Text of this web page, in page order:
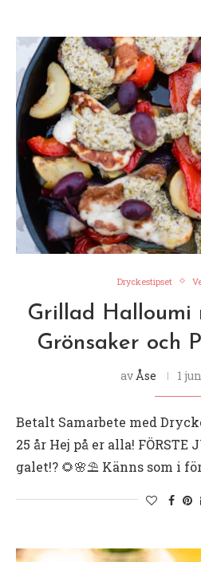
Dryckestipset
Grillad Halloumi
Grönsaker och
av Åse 1
Betalt Samarbete med
25 år Hej på er alla! FÖRSTE
galet!? 🌻🌸⛱️ Känns som i